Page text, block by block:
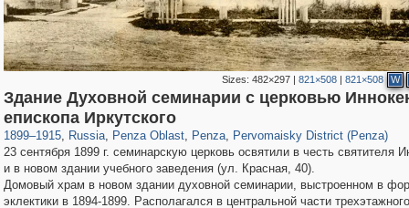
Sizes:482×297 |821×508 |821×508 W
Здание Духовной семинарии с церковью
епископа Иркутского
1899–1915, Russia
1,405,779 29,243
, Penza Oblast
6,559 89
, Penza
5,361
, Pervomaisky District (Penza)
23 сентября 1899 г. семинарскую церковь освятили в честь святителя
и в новом здании учебного заведения (ул. Красная, 40).
Домовый храм в новом здании духовной семинарии, выстроенном в
эклектики в 1894-1899. Располагался в центральной части